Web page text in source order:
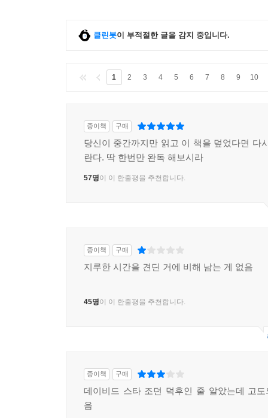
클린봇이 부적절한 글을 감지 중입니다.
1 2 3 4 5 6 7 8 9 10
종이책 구매
당신이 중간까지만 읽고 이 책을 덮었다면 다
란다. 딱 한번만 완독 해보시라
57명이 이 한줄평을 추천합니다.
종이책 구매
지루한 시간을 견딘 거에 비해 남는 게 없음
45명이 이 한줄평을 추천합니다.
종이책 구매
데이비드 스타 조던 덕후인 줄 알았는데 고
음